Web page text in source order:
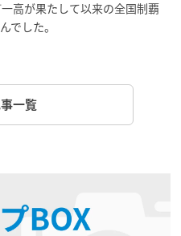
高が果たして以来の全国制覇
でした。
一覧